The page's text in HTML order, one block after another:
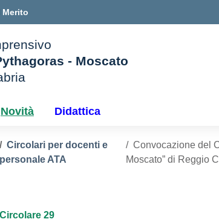
- Moscato
Novità Didattica
Circolari per docenti e
personale ATA
Convocazione del
Moscato” di Reggio
Circolare 29